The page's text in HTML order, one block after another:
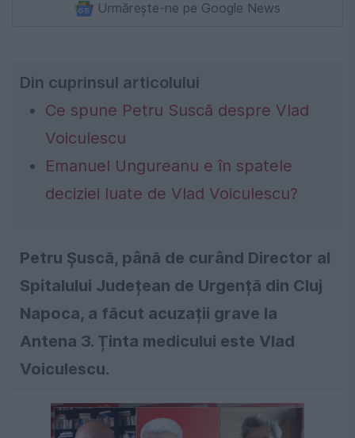
Urmărește-ne pe Google News
Din cuprinsul articolului
Ce spune Petru Suscă despre Vlad
Voiculescu
Emanuel Ungureanu e în spatele
deciziei luate de Vlad Voiculescu?
Petru Șuscă, până de curând Director al
Spitalului Județean de Urgență din Cluj
Napoca, a făcut acuzații grave la
Antena 3. Ținta medicului este Vlad
Voiculescu.